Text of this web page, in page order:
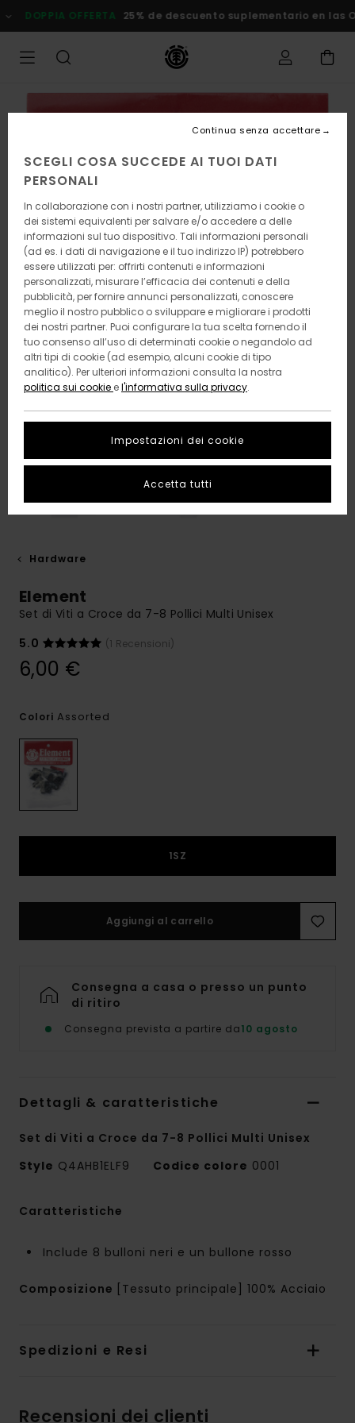
alle
informazioni
prodotto
DOPPIA OFFERTA 25% de descuento suplementario en las
Hardware
Element
Set di Viti a Croce da 7-8 Pollici Multi Unisex
5.0
(1 Recensioni)
6,00 €
Colori Assorted
1SZ
Aggiungi al carrello
Consegna a casa o presso un punto
di ritiro
Consegna prevista a partire da10 agosto
Dettagli & caratteristiche
Set di Viti a Croce da 7-8 Pollici Multi Unisex
Style Q4AHB1ELF9 Codice colore 0001
Caratteristiche
Include 8 bulloni neri e un bullone rosso
Composizione [Tessuto principale] 100% Acciaio
Spedizioni e Resi
Recensioni dei clienti
SCEGLI COSA SUCCEDE AI TUOI DATI
PERSONALI
In collaborazione con i nostri partner, utilizziamo i cookie o
dei sistemi equivalenti per salvare e/o accedere a delle
informazioni sul tuo dispositivo. Tali informazioni personali
(ad es. i dati di navigazione e il tuo indirizzo IP) potrebbero
essere utilizzati per: offrirti contenuti e informazioni
personalizzati, misurare l’efficacia dei contenuti e della
pubblicità, per fornire annunci personalizzati, conoscere
meglio il nostro pubblico o sviluppare e migliorare i prodotti
dei nostri partner. Puoi configurare la tua scelta fornendo il
tuo consenso all’uso di determinati cookie o negandolo ad
altri tipi di cookie (ad esempio, alcuni cookie di tipo
analitico). Per ulteriori informazioni consulta la nostra
politica sui cookie el'informativa sulla privacy.
Impostazioni dei cookie
Continua senza accettare
Accetta tutti